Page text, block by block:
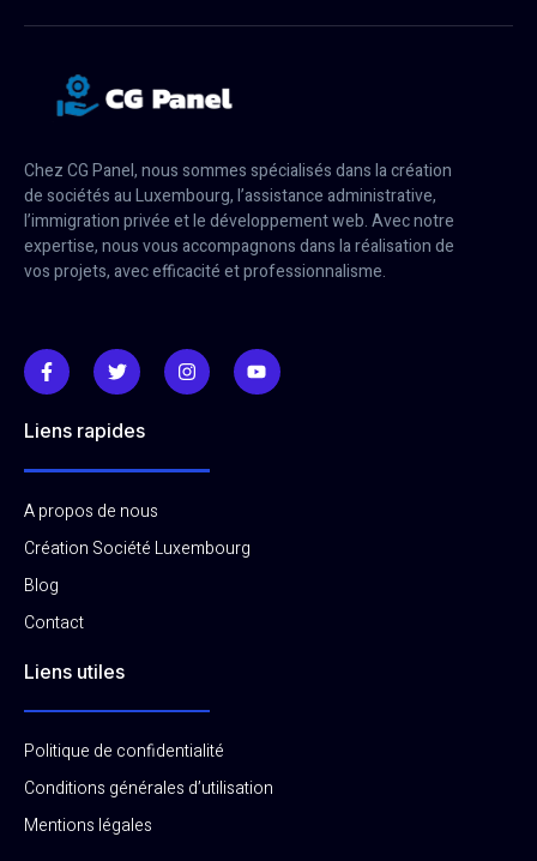
Chez CG Panel, nous sommes spécialisés dans la création
de sociétés au Luxembourg, l’assistance administrative,
l’immigration privée et le développement web. Avec notre
expertise, nous vous accompagnons dans la réalisation de
vos projets, avec efficacité et professionnalisme.
Liens rapides
A propos de nous
Création Société Luxembourg
Blog
Contact
Liens utiles
Politique de confidentialité
Conditions générales d’utilisation
Mentions légales